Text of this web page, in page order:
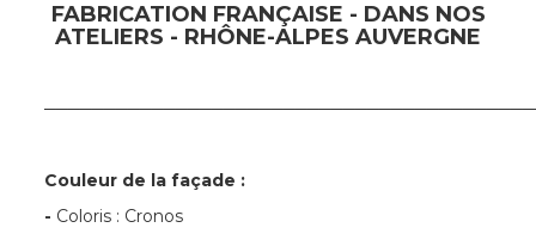
FABRICATION FRANÇAISE - DANS NOS
ATELIERS - RHÔNE-ALPES AUVERGNE
Couleur de la façade :
- Coloris : Cronos